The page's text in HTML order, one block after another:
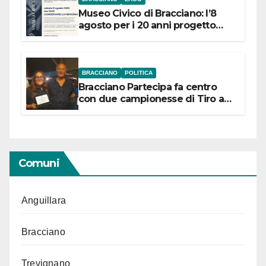
Museo Civico di Bracciano: l’8
agosto per i 20 anni progetto
BRACCIANO POLITICA
Bracciano Partecipa fa centro
con due campionesse di Tiro a
Comuni
Anguillara
Bracciano
Trevignano